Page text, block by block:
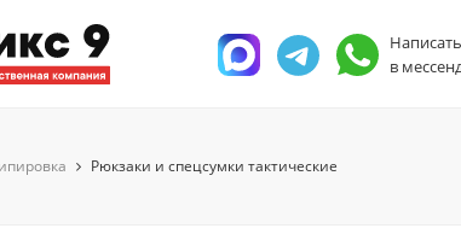
Написать
в
Рюкзаки и спецсумки тактические